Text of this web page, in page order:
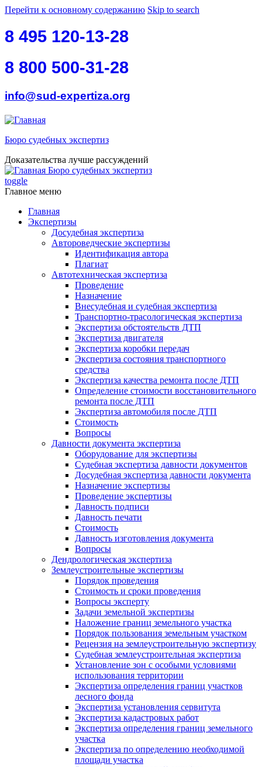
Перейти к основному содержанию Skip to search
8 495 120-13-28
8 800 500-31-28
info@sud-expertiza.org
Бюро судебных экспертиз
Доказательства лучше рассуждений
Бюро судебных экспертиз
toggle
Главное меню
Главная
Экспертизы
Досудебная экспертиза
Автороведческие экспертизы
Идентификация автора
Плагиат
Автотехническая экспертиза
Проведение
Назначение
Внесудебная и судебная экспертиза
Транспортно-трасологическая экспертиза
Экспертиза обстоятельств ДТП
Экспертиза двигателя
Экспертиза коробки передач
Экспертиза состояния транспортного
средства
Экспертиза качества ремонта после ДТП
Определение стоимости восстановительного
ремонта после ДТП
Экспертиза автомобиля после ДТП
Стоимость
Вопросы
Давности документа экспертиза
Оборудование для экспертизы
Судебная экспертиза давности документов
Досудебная экспертиза давности документа
Назначение экспертизы
Проведение экспертизы
Давность подписи
Давность печати
Стоимость
Давность изготовления документа
Вопросы
Дендрологическая экспертиза
Землеустроительные экспертизы
Порядок проведения
Стоимость и сроки проведения
Вопросы эксперту
Задачи земельной экспертизы
Наложение границ земельного участка
Порядок пользования земельным участком
Рецензия на землеустроительную экспертизу
Судебная землеустроительная экспертиза
Установление зон с особыми условиями
использования территории
Экспертиза определения границ участков
лесного фонда
Экспертиза установления сервитута
Экспертиза кадастровых работ
Экспертиза определения границ земельного
участка
Экспертиза по определению необходимой
площади участка